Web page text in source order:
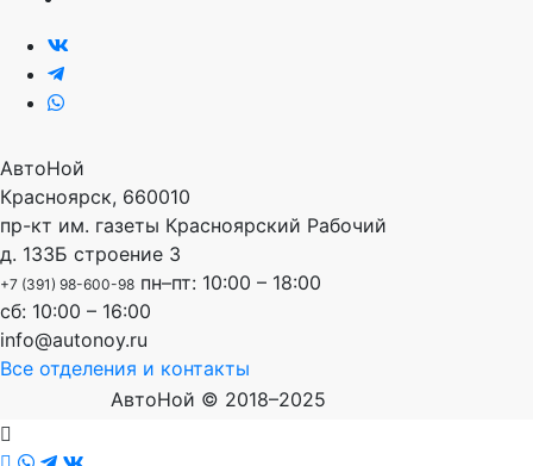
АвтоНой
Красноярск, 660010
пр-кт им. газеты Красноярский Рабочий
д. 133Б строение 3
+7 (391) 98-600-98 пн–пт: 10:00 – 18:00
сб: 10:00 – 16:00
info@autonoy.ru
Все отделения и контакты
АвтоНой © 2018–2025